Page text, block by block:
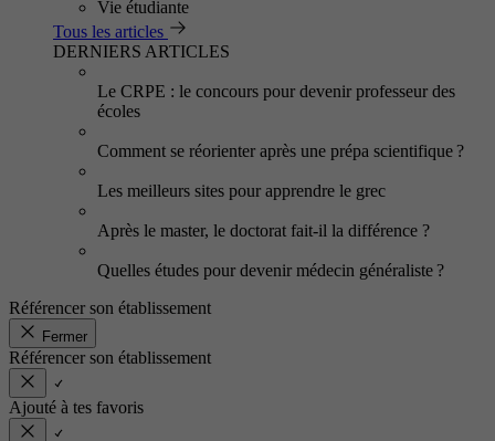
Vie étudiante
Tous les articles
DERNIERS ARTICLES
Le CRPE : le concours pour devenir professeur des
écoles
Comment se réorienter après une prépa scientifique ?
Les meilleurs sites pour apprendre le grec
Après le master, le doctorat fait-il la différence ?
Quelles études pour devenir médecin généraliste ?
Référencer son établissement
Fermer
Référencer son établissement
Ajouté à tes favoris